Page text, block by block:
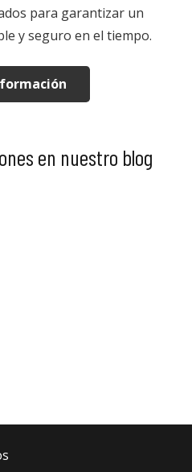
para garantizar un
y seguro en el tiempo.
en nuestro blog